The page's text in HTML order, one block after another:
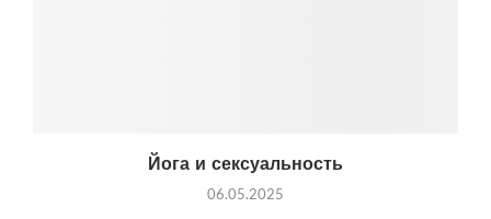
Йога и сексуальность
06.05.2025